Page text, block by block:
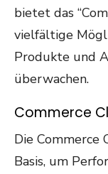
bietet das
vielfältige
Produkte und
überwachen.
Commerce
Die Commerce
Basis, um